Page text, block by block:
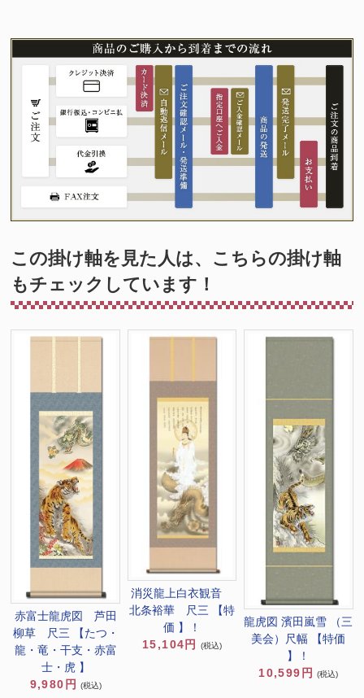
この掛け軸を見た人は、こちらの掛け軸
もチェックしています！
赤富士龍虎図 芦田
柳草 尺三 【たつ・
龍・竜・干支・赤富
士・虎 】
9,980円
(税込)
消災龍上白衣観音
北条裕華 尺三 【特
価 】！
15,104円
(税込)
龍虎図 濱田嵐雪 （三
美会）尺幅 【特価
】！
10,599円
(税込)